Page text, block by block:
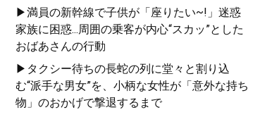
▶満員の新幹線で子供が「座りたい~!」迷惑
家族に困惑...周囲の乗客が内心“スカッ”とした
おばあさんの行動
▶タクシー待ちの長蛇の列に堂々と割り込
む“派手な男女”を、小柄な女性が「意外な持ち
物」のおかげで撃退するまで